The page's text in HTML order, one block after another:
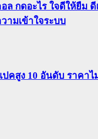
ล กดอะไร ใจดีให้ยืม
ามเข้าใจระบบ
คสูง 10 อันดับ ราคาไ